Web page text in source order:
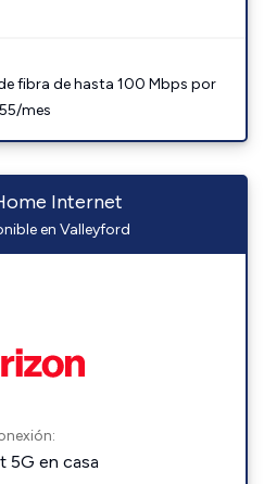
fibra de hasta 100 Mbps por
mes
Internet
en Valleyford
5G en casa